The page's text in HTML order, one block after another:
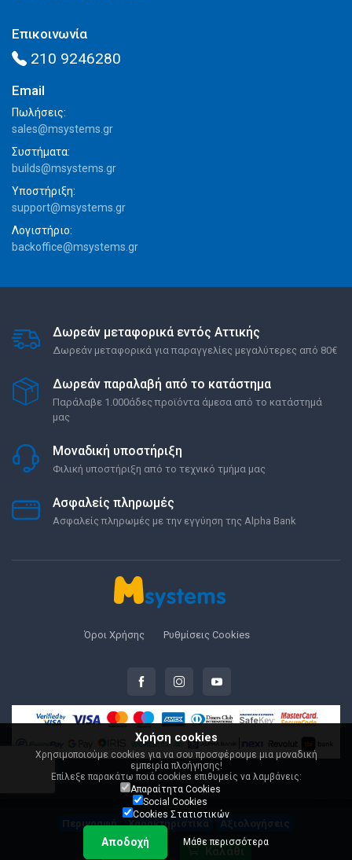
Περιγραφή Χαρακτηριστικά Αξιολογήσεις
155,00 € Καλάθι
Επικοινωνία
210 9246280
Email
Πωλήσεις:
sales@msystems.gr
Συστήματα:
builds@msystems.gr
Υποστήριξη:
support@msystems.gr
Λογιστήριο:
backoffice@msystems.gr
Δωρεάν μεταφορικά εντός Αττικής
Δωρεάν μεταφορικά για παραγγελίες μεγαλύτερες από 80€
Δωρεάν παραλαβή από το κατάστημα
Παράλαβε 1.000άδες προϊόντα άμεσα από το κατάστημά
μας
Μοναδική υποστήριξη
Φιλική υποστήριξη από το τεχνικό τμήμα μας
Ασφαλείς πληρωμές
Ασφαλείς πληρωμές με την εγγύηση της Alpha Bank
Όροι Χρήσης Ρυθμίσεις Cookies
© 2000-2026 Msystems.gr
Χρήση cookies
Χρησιμοποιούμε cookies για να σου προσφέρουμε μια μοναδική
εμπειρία πλοήγησης!
Επίλεξε παρακάτω ποιά cookies επιθυμείς να λαμβάνεις:
Απαραίτητα Cookies
Social Cookies
Cookies Στατιστικών
Αποδοχή Μάθε περισσότερα